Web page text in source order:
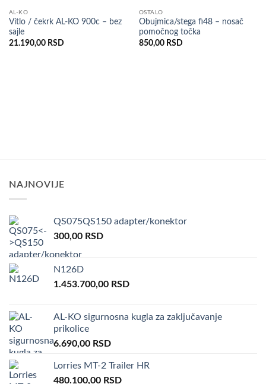
želja
AL-KO
Vitlo / čekrk AL-KO 900c – bez
sajle
21.190,00 RSD
želja
OSTALO
Obujmica/stega fi48 – nosač
pomočnog točka
850,00 RSD
NAJNOVIJE
QS075QS150 adapter/konektor
300,00 RSD
N126D
1.453.700,00 RSD
AL-KO sigurnosna kugla za zaključavanje
prikolice
6.690,00 RSD
Lorries MT-2 Trailer HR
480.100,00 RSD